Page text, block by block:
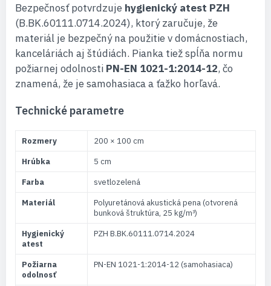
Bezpečnosť potvrdzuje hygienický atest PZH
(B.BK.60111.0714.2024), ktorý zaručuje, že
materiál je bezpečný na použitie v domácnostiach,
kanceláriách aj štúdiách. Pianka tiež spĺňa normu
požiarnej odolnosti PN-EN 1021-1:2014-12, čo
znamená, že je samohasiaca a ťažko horľavá.
Technické parametre
Rozmery
200 × 100 cm
Hrúbka
5 cm
Farba
svetlozelená
Materiál
Polyuretánová akustická pena (otvorená
bunková štruktúra, 25 kg/m³)
Hygienický
atest
PZH B.BK.60111.0714.2024
Požiarna
odolnosť
PN-EN 1021-1:2014-12 (samohasiaca)